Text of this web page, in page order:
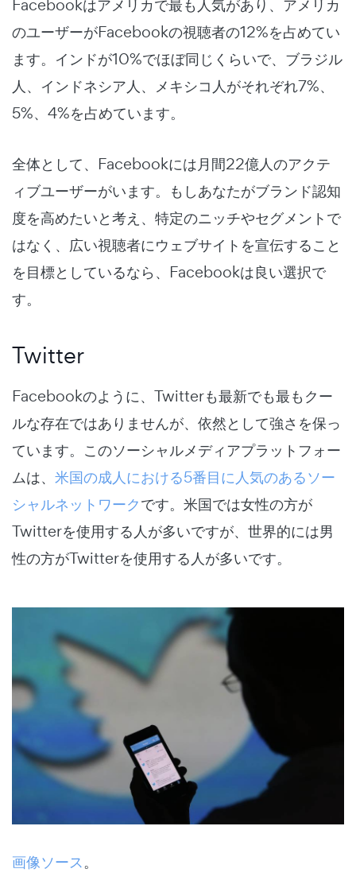
Facebookはアメリカで最も人気があり、アメリカ
のユーザーがFacebookの視聴者の12%を占めてい
ます。インドが10%でほぼ同じくらいで、ブラジル
人、インドネシア人、メキシコ人がそれぞれ7%、
5%、4%を占めています。
全体として、Facebookには月間22億人のアクテ
ィブユーザーがいます。もしあなたがブランド認知
度を高めたいと考え、特定のニッチやセグメントで
はなく、広い視聴者にウェブサイトを宣伝すること
を目標としているなら、Facebookは良い選択で
す。
Twitter
Facebookのように、Twitterも最新でも最もクー
ルな存在ではありませんが、依然として強さを保っ
ています。このソーシャルメディアプラットフォー
ムは、 米国の成人における5番目に人気のあるソー
シャルネットワークです。米国では女性の方が
Twitterを使用する人が多いですが、世界的には男
性の方がTwitterを使用する人が多いです。
画像ソース。